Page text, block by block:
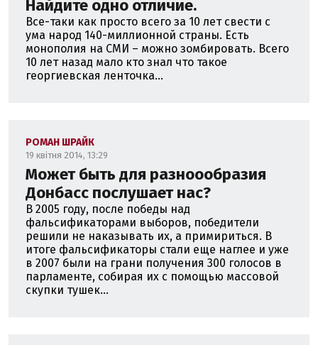
Найдите одно отличие.
Все-таки как просто всего за 10 лет свести с
ума народ 140-миллионной страны. Есть
монополия на СМИ – можно зомбировать. Всего
10 лет назад мало кто знал что такое
георгиевская ленточка...
РОМАН ШРАЙК
19 квітня 2014, 13:29
Может быть для разноообразия
Донбасс послушает нас?
В 2005 году, после победы над
фальсификаторами выборов, победители
решили не наказывать их, а примириться. В
итоге фальсификаторы стали еще наглее и уже
в 2007 были на грани получения 300 голосов в
парламенте, собирая их с помощью массовой
скупки тушек...